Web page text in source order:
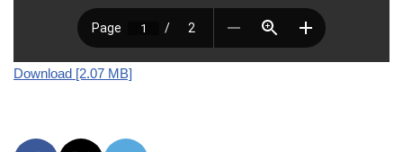
Download [2.07 MB]